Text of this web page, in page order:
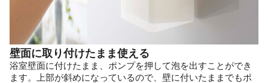
壁面に取り付けたまま使える
浴室壁面に付けたまま、ポンプを押して泡を出すことができ
ます。上部が斜めになっているので、壁に付いたままでもポ